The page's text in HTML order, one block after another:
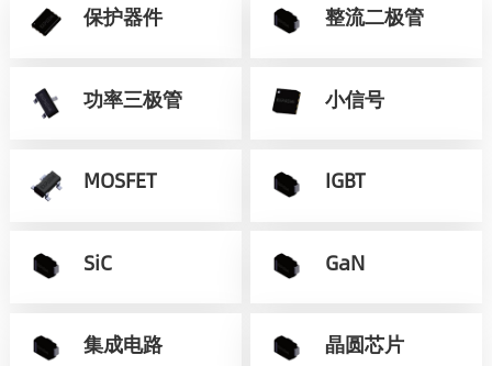
保护器件 整流二极管
功率三极管 小信号
MOSFET IGBT
SiC GaN
集成电路 晶圆芯片